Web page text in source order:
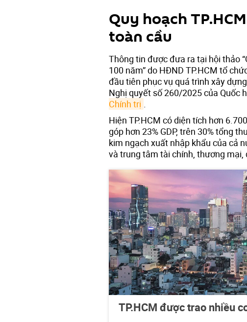
Quy hoạch
toàn cầu
Thông tin được đưa ra tại hội thảo
100 năm” do HĐND TP.HCM tổ
đầu tiên phục vụ quá trình xây
Nghị quyết số 260/2025 của Quốc
Chính trị
Hiện TP.HCM có diện tích hơn
góp hơn 23% GDP, trên 30% tổng
kim ngạch xuất nhập khẩu của cả
và trung tâm tài chính, thương mại,
TP.HCM được trao nhiều